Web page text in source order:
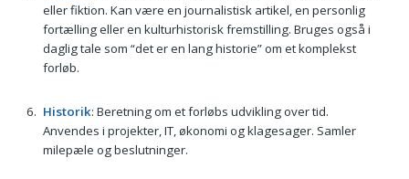
eller fiktion. Kan være en journalistisk artikel, en personlig
fortælling eller en kulturhistorisk fremstilling. Bruges også i
daglig tale som “det er en lang historie” om et komplekst
forløb.
Historik: Beretning om et forløbs udvikling over tid.
Anvendes i projekter, IT, økonomi og klagesager. Samler
milepæle og beslutninger.